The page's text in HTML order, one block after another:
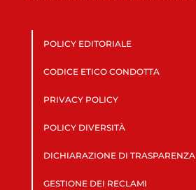
POLICY EDITORIALE
CODICE ETICO CONDOTTA
PRIVACY POLICY
POLICY DIVERSITÀ
DICHIARAZIONE DI TRASPARENZA
GESTIONE DEI RECLAMI